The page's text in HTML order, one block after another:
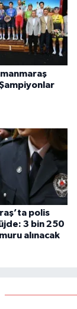
polis
3 bin 250
alınacak